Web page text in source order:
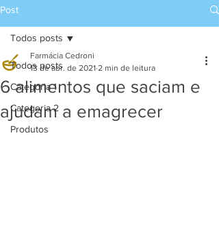
Post
Todos posts
Categoria 1
Categoria 2
Produtos
Todos posts
6 alimentos que saciam e
ajudam a emagrecer
Farmácia Cedroni
13 de abr. de 2021 2 min de leitura